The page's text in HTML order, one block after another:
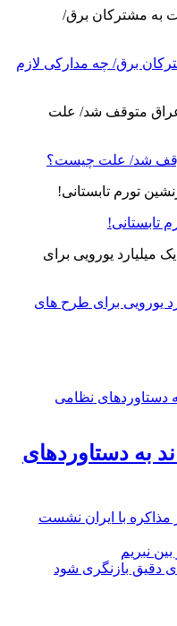
برق/ چه مدارکی لازم
شد/ علت چیست؟
یورویی برای طرح های
به دستاوردهای